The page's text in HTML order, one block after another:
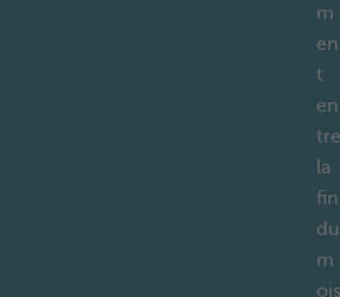
m
en
t
en
tre
la
fin
du
m
ois